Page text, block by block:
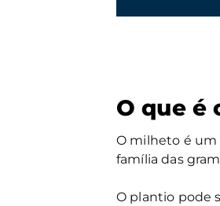
O que é
O milheto é um
família das
O plantio pode